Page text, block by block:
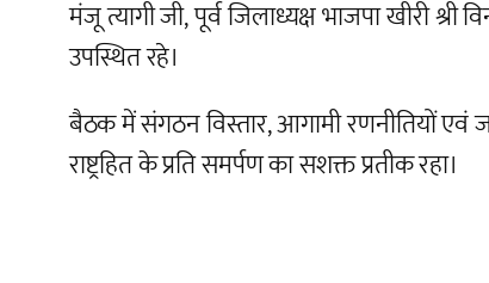
मंजू त्यागी जी, पूर्व जिलाध्यक्ष भाजपा खीरी
उपस्थित रहे।
बैठक में संगठन विस्तार, आगामी रणनीतियों
राष्ट्रहित के प्रति समर्पण का सशक्त प्रतीक रहा।